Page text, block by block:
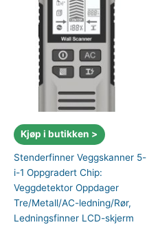
Kjøp i butikken >
Stenderfinner Veggskanner 5-
i-1 Oppgradert Chip:
Veggdetektor Oppdager
Tre/Metall/AC-ledning/Rør,
Ledningsfinner LCD-skjerm